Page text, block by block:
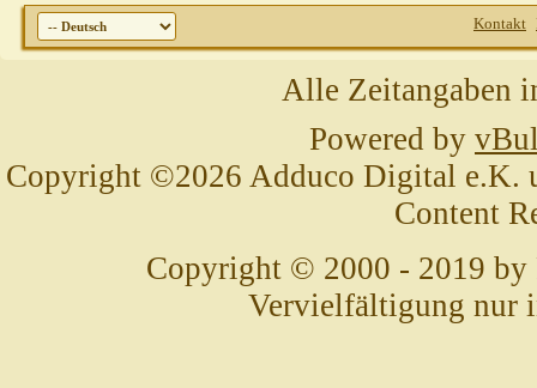
Kontakt
Alle Zeitangaben
Powered by
Copyright ©2026 Adduco Digital e.K.
Content
Copyright © 2000 - 2019 by
Vervielfältigung nur